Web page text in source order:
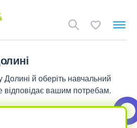
й оберіть навчальний
вашим потребам.